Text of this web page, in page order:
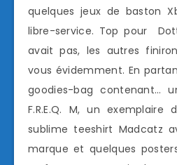
quelques jeux de baston
libre-service. Top pour
avait pas, les autres
vous évidemment. En
goodies-bag contenant…
F.R.E.Q. M, un
sublime teeshirt Madcatz
marque et quelques